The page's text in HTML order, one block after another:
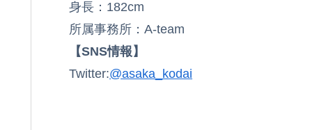
身長：182cm
所属事務所：A-team
【SNS情報】
Twitter:@asaka_kodai